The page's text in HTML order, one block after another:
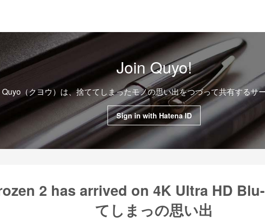
Join Quyo!
Quyo（クヨウ）は、捨ててしまったモノの思い出をつづって共有するサ
Sign in with Hatena ID
2 has arrived on 4K Ultra HD
てしまっの思い出